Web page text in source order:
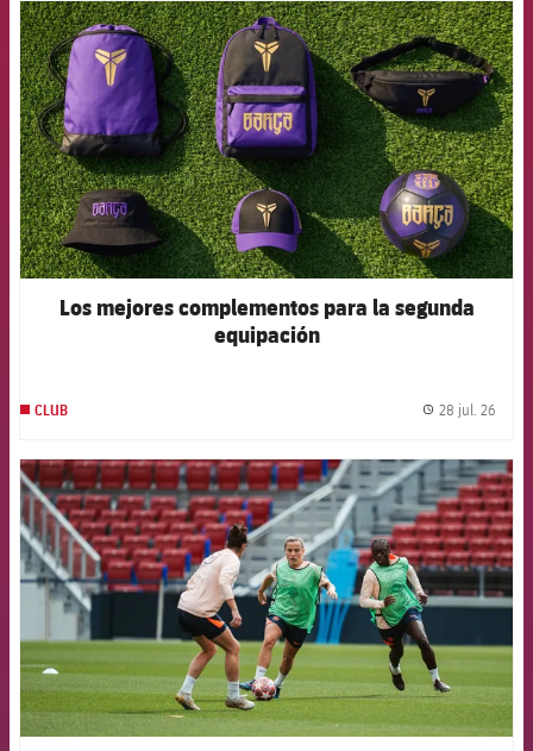
FCB Barcelona badge
Los mejores complementos para la segunda
equipación
CLUB 28 jul. 26
FCB Barcelona badge